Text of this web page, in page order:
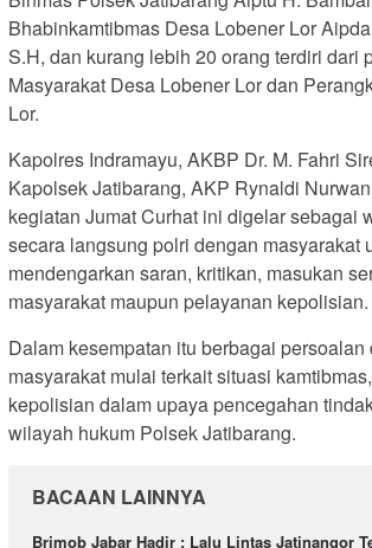
Bhabinkamtibmas Desa Lobener Lor
S.H, dan kurang lebih 20 orang terdiri dari
Masyarakat Desa Lobener Lor dan
Lor.
Kapolres Indramayu, AKBP Dr. M. Fahri
Kapolsek Jatibarang, AKP Rynaldi
kegiatan Jumat Curhat ini digelar sebagai
secara langsung polri dengan masyarakat
mendengarkan saran, kritikan, masukan
masyarakat maupun pelayanan kepolisian.
Dalam kesempatan itu berbagai persoalan
masyarakat mulai terkait situasi
kepolisian dalam upaya pencegahan
wilayah hukum Polsek Jatibarang.
BACAAN LAINNYA
Brimob Jabar Hadir : Lalu Lintas Jatinangor